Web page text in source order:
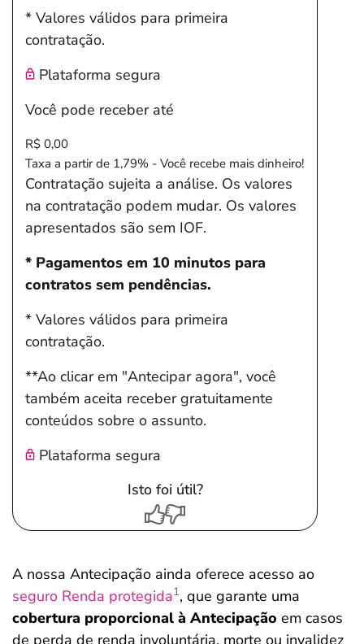
* Valores válidos para primeira
contratação.
Plataforma segura
Você pode receber até
R$ 0,00
Taxa a partir de 1,79% - Você recebe mais dinheiro!
Contratação sujeita a análise. Os valores
na contratação podem mudar. Os valores
apresentados são sem IOF.
* Pagamentos em 10 minutos para
contratos sem pendências.
* Valores válidos para primeira
contratação.
**Ao clicar em "Antecipar agora", você
também aceita receber gratuitamente
conteúdos sobre o assunto.
Plataforma segura
Isto foi útil?
A nossa Antecipação ainda oferece acesso ao
seguro Renda protegida1, que garante uma
cobertura proporcional à Antecipação em casos
de perda de renda involuntária, morte ou invalidez